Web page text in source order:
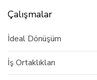
Çalışmalar
İdeal Dönüşüm
İş Ortaklıkları